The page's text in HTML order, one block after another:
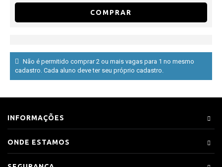
COMPRAR
Não é permitido comprar 2 ou mais vagas para 1 no mesmo
cadastro. Cada aluno deve ter seu próprio cadastro.
INFORMAÇÕES
ONDE ESTAMOS